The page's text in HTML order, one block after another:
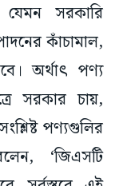
সরকারি
কাঁচামাল,
অর্থাৎ পণ্য
সরকার চায়,
পণ্যগুলির
‘জিএসটি